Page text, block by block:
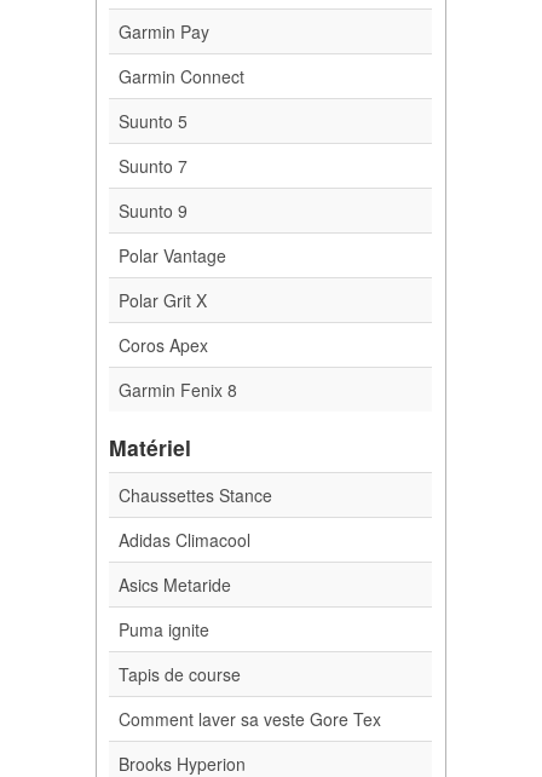
Garmin Pay
Garmin Connect
Suunto 5
Suunto 7
Suunto 9
Polar Vantage
Polar Grit X
Coros Apex
Garmin Fenix 8
Matériel
Chaussettes Stance
Adidas Climacool
Asics Metaride
Puma ignite
Tapis de course
Comment laver sa veste Gore Tex
Brooks Hyperion